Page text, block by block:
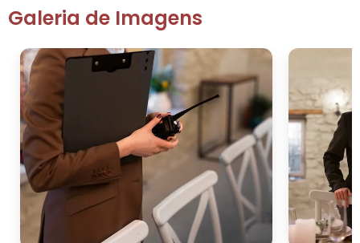
Sé
Vila Buarque
Galeria de Imagens